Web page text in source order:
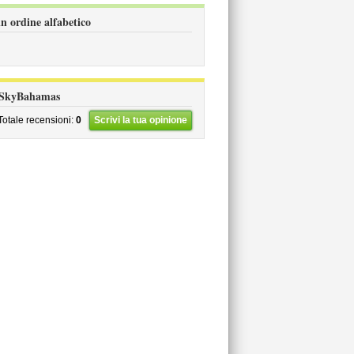
ordine alfabetico
recensioni: 0 Scrivi la tua opinione